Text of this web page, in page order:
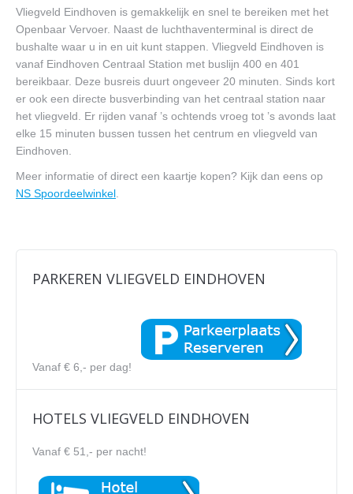
Vliegveld Eindhoven is gemakkelijk en snel te bereiken met het
Openbaar Vervoer. Naast de luchthaventerminal is direct de
bushalte waar u in en uit kunt stappen. Vliegveld Eindhoven is
vanaf Eindhoven Centraal Station met buslijn 400 en 401
bereikbaar. Deze busreis duurt ongeveer 20 minuten. Sinds kort
er ook een directe busverbinding van het centraal station naar
het vliegveld. Er rijden vanaf ’s ochtends vroeg tot ’s avonds laat
elke 15 minuten bussen tussen het centrum en vliegveld van
Eindhoven.
Meer informatie of direct een kaartje kopen? Kijk dan eens op
NS Spoordeelwinkel.
PARKEREN VLIEGVELD EINDHOVEN
Vanaf € 6,- per dag!
HOTELS VLIEGVELD EINDHOVEN
Vanaf € 51,- per nacht!